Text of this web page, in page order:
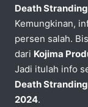
Death
Kemungkinan,
persen salah.
dari Kojima
Jadi itulah info
Death
2024.